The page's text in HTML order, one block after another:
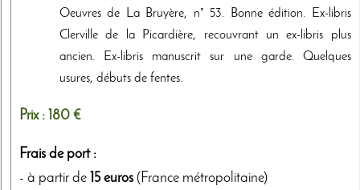
Oeuvres de La Bruyère, n° 53. Bonne édition. Ex-libris
Clerville de la Picardière, recouvrant un ex-libris plus
ancien. Ex-libris manuscrit sur une garde. Quelques
usures, débuts de fentes.
Prix : 180 €
Frais de port :
- à partir de 15 euros (France métropolitaine)